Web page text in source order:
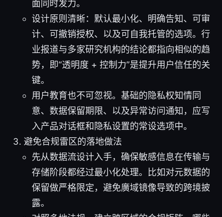
面同时发力。
设计原则清晰：默认最小化、明确告知、可审
计、可撤销授权、以及可自我托管的选项。行
业报道与多家研究机构的结论都指向相似的趋
势，即“透明度 + 控制力”是提升用户信任的关
键。
用户教育也不可忽视。基础的隐私权知情同
意、数据保留期限、以及异常访问通知，应写
入产品对话框和隐私设置的常设选项中。
避免合规雷区的落地做法
先从数据流设计入手，确保敏感信息在传输与
存储阶段都经过最小化处理。比如对元数据的
保留做严格限定，避免廣域镜像导致的跨境披
露。